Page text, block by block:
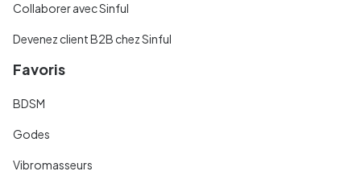
Collaborer avec Sinful
Devenez client B2B chez Sinful
Favoris
BDSM
Godes
Vibromasseurs